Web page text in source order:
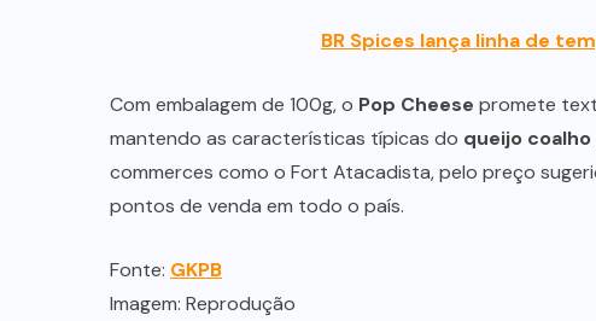
BR Spices lança linha de
Com embalagem de 100g, o Pop Cheese promete
mantendo as características típicas do queijo
commerces como o Fort Atacadista, pelo preço
pontos de venda em todo o país.
Fonte: GKPB
Imagem: Reprodução